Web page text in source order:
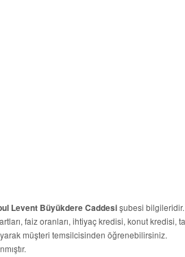
Levent Büyükdere Caddesişubesi
faiz oranları, ihtiyaç kredisi, konut kredisi,
müşteri temsilcisinden öğrenebilirsiniz.